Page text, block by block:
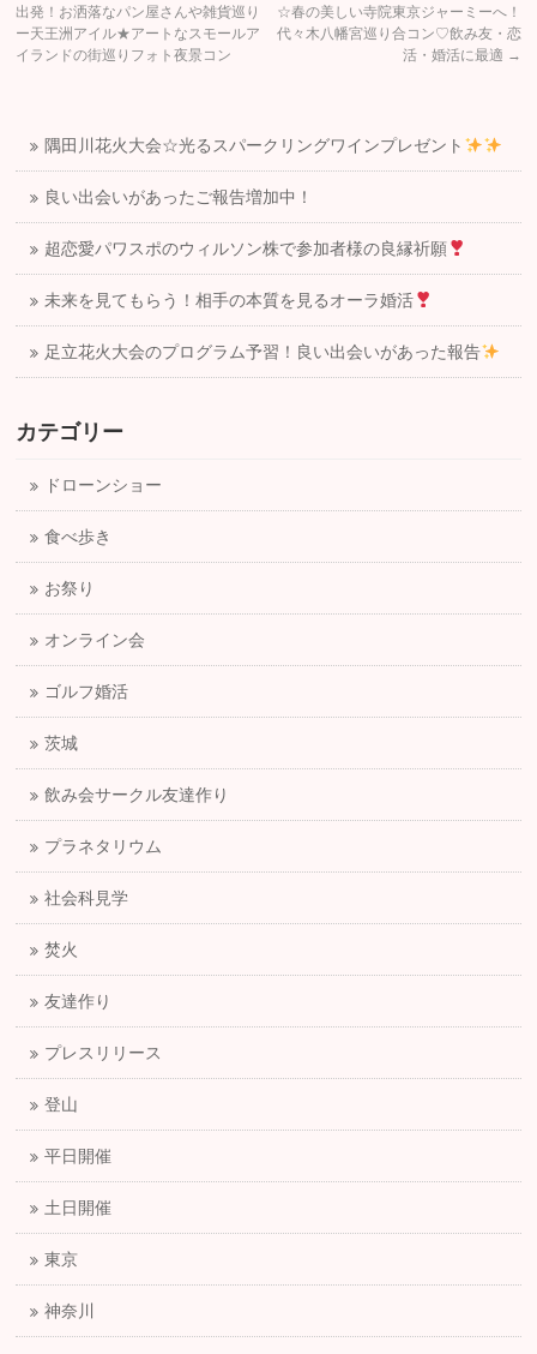
出発！お洒落なパン屋さんや雑貨巡り
ー天王洲アイル★アートなスモールア
イランドの街巡りフォト夜景コン
☆春の美しい寺院東京ジャーミーへ！
代々木八幡宮巡り合コン♡飲み友・恋
活・婚活に最適 →
隅田川花火大会☆光るスパークリングワインプレゼント
良い出会いがあったご報告増加中！
超恋愛パワスポのウィルソン株で参加者様の良縁祈願
未来を見てもらう！相手の本質を見るオーラ婚活
足立花火大会のプログラム予習！良い出会いがあった報告
カテゴリー
ドローンショー
食べ歩き
お祭り
オンライン会
ゴルフ婚活
茨城
飲み会サークル友達作り
プラネタリウム
社会科見学
焚火
友達作り
プレスリリース
登山
平日開催
土日開催
東京
神奈川